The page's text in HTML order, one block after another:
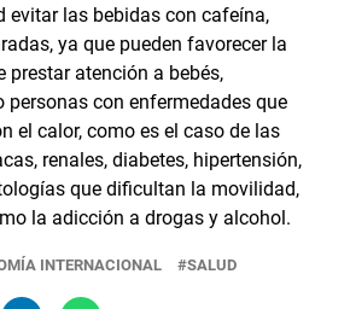
evitar las bebidas con cafeína,
ya que pueden favorecer la
prestar atención a bebés,
personas con enfermedades que
el calor, como es el caso de las
renales, diabetes, hipertensión,
que dificultan la movilidad,
la adicción a drogas y alcohol.
INTERNACIONAL SALUD